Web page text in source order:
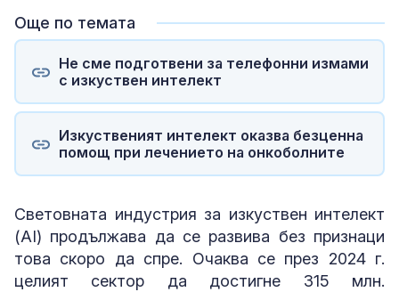
Още по темата
Не сме подготвени за телефонни измами
с изкуствен интелект
Изкуственият интелект оказва безценна
помощ при лечението на онкоболните
Световната индустрия за изкуствен интелект
(AI) продължава да се развива без признаци
това скоро да спре. Очаква се през 2024 г.
целият сектор да достигне 315 млн.